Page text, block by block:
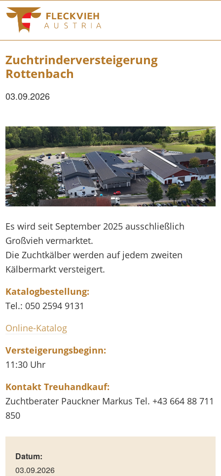
Zuchtrinderversteigerung
Rottenbach
03.09.2026
Es wird seit September 2025 ausschließlich
Großvieh vermarktet.
Die Zuchtkälber werden auf jedem zweiten
Kälbermarkt versteigert.
Katalogbestellung:
Tel.: 050 2594 9131
Online-Katalog
Versteigerungsbeginn:
11:30 Uhr
Kontakt Treuhandkauf:
Zuchtberater Pauckner Markus Tel. +43 664 88 711
850
Datum:
03.09.2026